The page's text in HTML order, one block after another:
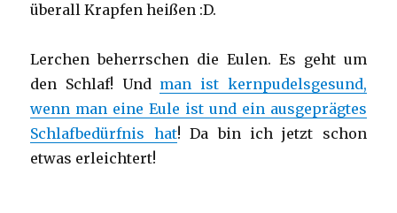
überall Krapfen heißen :D.
Lerchen beherrschen die Eulen. Es geht um
den Schlaf! Und man ist kernpudelsgesund,
wenn man eine Eule ist und ein ausgeprägtes
Schlafbedürfnis hat! Da bin ich jetzt schon
etwas erleichtert!